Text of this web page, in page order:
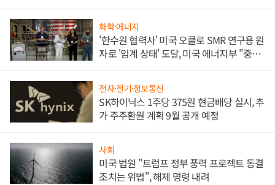
화학·에너지
'한수원 협력사' 미국 오클로 SMR 연구용 원
자로 '임계 상태' 도달, 미국 에너지부 "중요
전자·전기·정보통신
SK하이닉스 1주당 375원 현금배당 실시, 추
가 주주환원 계획 9월 공개 예정
사회
미국 법원 "트럼프 정부 풍력 프로젝트 동결
조치는 위법", 해제 명령 내려